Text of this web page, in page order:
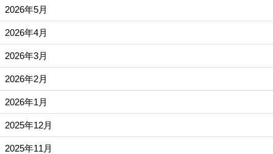
2026年5月
2026年4月
2026年3月
2026年2月
2026年1月
2025年12月
2025年11月